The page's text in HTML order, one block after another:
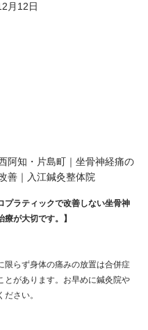
月12日
阿知・片島町｜坐骨神経痛の
善｜入江鍼灸整体院
プラティックで改善しない坐骨神
が大切です。】
限らず身体の痛みの放置は合併症
とがあります。お早めに鍼灸院や
さい。